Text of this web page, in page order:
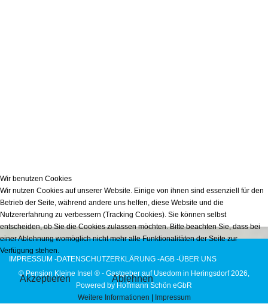
IMPRESSUM -DATENSCHUTZERKLÄRUNG -AGB -ÜBER UNS
© Pension Kleine Insel ® - Gastgeber auf Usedom in Heringsdorf 2026,
Powered by Hoffmann Schön eGbR
Wir benutzen Cookies
Wir nutzen Cookies auf unserer Website. Einige von ihnen sind essenziell für den
Betrieb der Seite, während andere uns helfen, diese Website und die
Nutzererfahrung zu verbessern (Tracking Cookies). Sie können selbst
entscheiden, ob Sie die Cookies zulassen möchten. Bitte beachten Sie, dass bei
einer Ablehnung womöglich nicht mehr alle Funktionalitäten der Seite zur
Verfügung stehen.
Akzeptieren Ablehnen
Weitere Informationen Impressum